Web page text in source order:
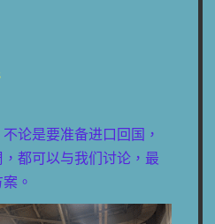
论是要准备进口回国，
都可以与我们讨论，最
。